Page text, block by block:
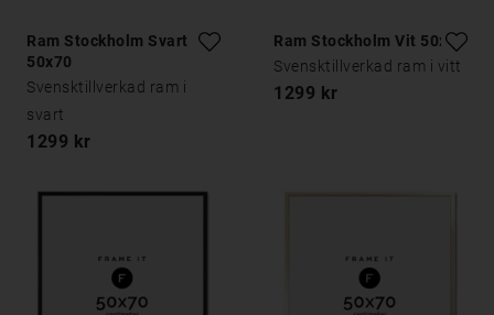
Ram Stockholm Svart
50x70
Svensktillverkad ram i
svart
1299 kr
Ram Stockholm Vit 50x70
Svensktillverkad ram i vitt
1299 kr